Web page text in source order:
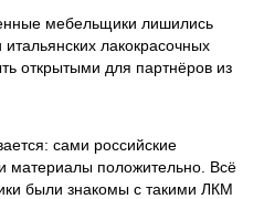
мебельщики лишились
лакокрасочных
открытыми для партнёров из
сами российские
материалы положительно. Всё
были знакомы с такими ЛКМ